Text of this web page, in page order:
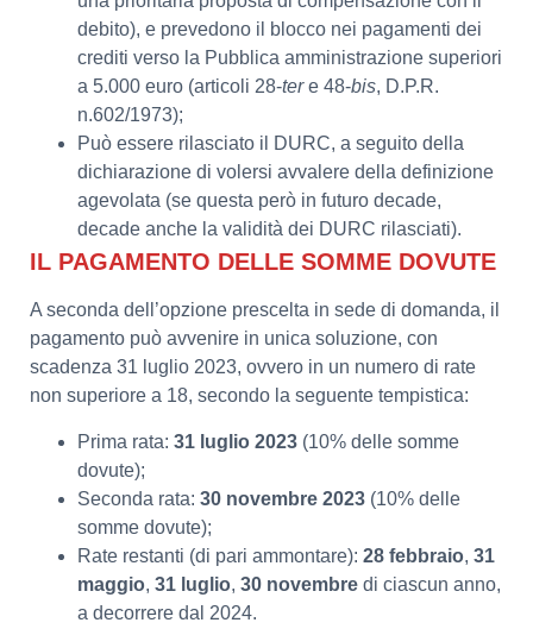
debito), e prevedono il blocco nei pagamenti dei
crediti verso la Pubblica amministrazione superiori
a 5.000 euro (articoli 28-tere 48-bis, D.P.R.
n.602/1973);
Può essere rilasciato il DURC, a seguito della
dichiarazione di volersi avvalere della definizione
agevolata (se questa però in futuro decade,
decade anche la validità dei DURC rilasciati).
IL PAGAMENTO DELLE SOMME DOVUTE
A seconda dell’opzione prescelta in sede di domanda, il
pagamento può avvenire in unica soluzione, con
scadenza 31 luglio 2023, ovvero in un numero di rate
non superiore a 18, secondo la seguente tempistica:
Prima rata: 31 luglio 2023 (10% delle somme
dovute);
Seconda rata: 30 novembre 2023 (10% delle
somme dovute);
Rate restanti (di pari ammontare): 28 febbraio, 31
maggio, 31 luglio, 30 novembre di ciascun anno,
a decorrere dal 2024.